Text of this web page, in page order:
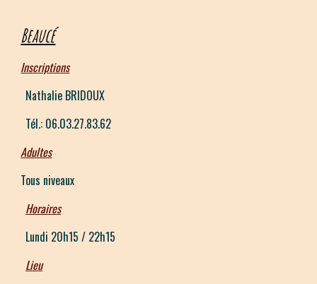
Beaucé
Inscriptions
Nathalie BRIDOUX
Tél.: 06.03.27.83.62
Adultes
Tous niveaux
Horaires
Lundi 20h15 / 22h15
Lieu